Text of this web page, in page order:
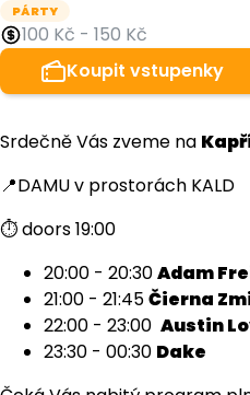
PÁRTY
100 Kč - 150 Kč
Koupit vstupenky
Srdečně Vás zveme na
📍DAMU v prostorách KALD
⏱️ doors 19:00
20:00 - 20:30Adam
21:00 - 21:45Čierna
22:00 - 23:00 Austin
23:30 - 00:30 Dake